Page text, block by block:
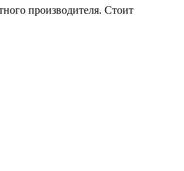
производителя. Стоит